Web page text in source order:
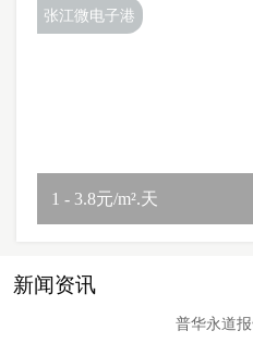
张江微电子港
1 - 3.8元/m².天
新闻资讯